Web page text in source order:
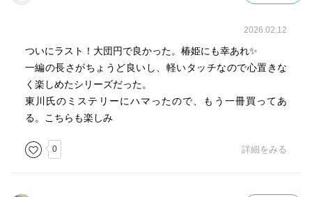
まとめ方ですか。タイトル通り、今度こそ最後なのか、さ
2026.02.12
ついにラスト！大団円で良かった。椿姫にも幸あれ✨️
一編の長さがちょうど良いし、軽いタッチなので心置きな
く楽しめたシリーズだった。
東川氏のミステリーにハマったので、もう一冊買ってあ
る。こちらも楽しみ
0 詳細をみる